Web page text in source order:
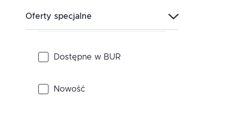
Marzec
Kwiecień
Maj
Oferty specjalne
Dostępne w BUR
Nowość